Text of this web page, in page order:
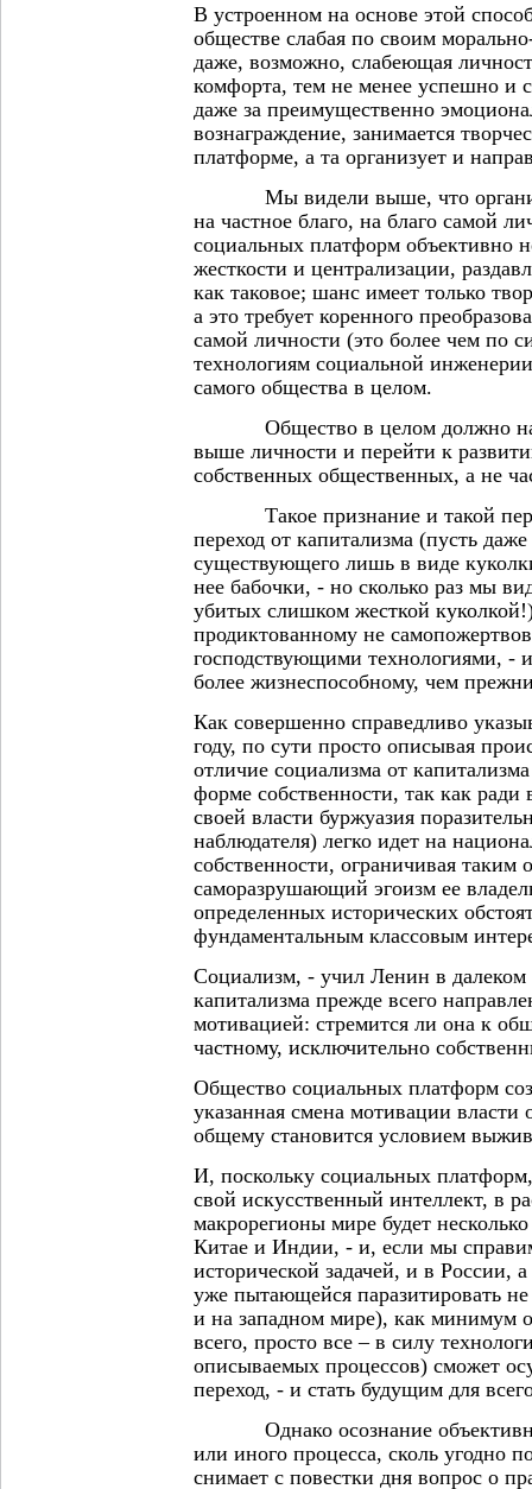
В устроенном на основе этой
обществе слабая по своим
даже, возможно, слабеющая
комфорта, тем не менее успешно и
даже за преимущественно
вознаграждение, занимается
платформе, а та организует и
Мы видели выше, что
на частное благо, на благо самой
социальных платформ объективно
жесткости и централизации,
как таковое; шанс имеет только
а это требует коренного
самой личности (это более чем по
технологиям социальной
самого общества в целом.
Общество в целом должно
выше личности и перейти к
собственных общественных, а не
Такое признание и такой
переход от капитализма (пусть
существующего лишь в виде
нее бабочки, - но сколько раз мы
убитых слишком жесткой
продиктованному не
господствующими технологиями, -
более жизнеспособному, чем
Как совершенно справедливо
году, по сути просто описывая
отличие социализма от
форме собственности, так как
своей власти буржуазия
наблюдателя) легко идет на
собственности, ограничивая таким
саморазрушающий эгоизм ее
определенных исторических
фундаментальным классовым
Социализм, - учил Ленин в далеком
капитализма прежде всего
мотивацией: стремится ли она к
частному, исключительно
Общество социальных платформ
указанная смена мотивации власти
общему становится условием
И, поскольку социальных
свой искусственный интеллект, в
макрорегионы мире будет
Китае и Индии, - и, если мы
исторической задачей, и в России,
уже пытающейся паразитировать
и на западном мире), как минимум
всего, просто все – в силу
описываемых процессов) сможет
переход, - и стать будущим для
Однако осознание
или иного процесса, сколь угодно
снимает с повестки дня вопрос о